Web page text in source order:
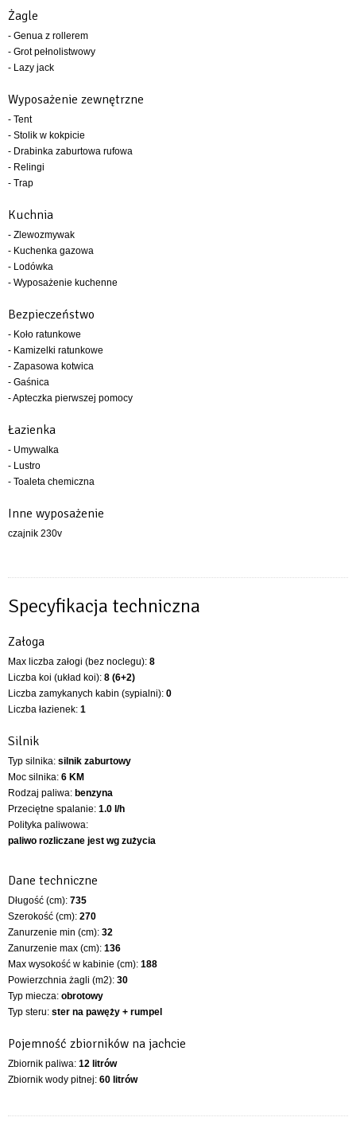
Żagle
- Genua z rollerem
- Grot pełnolistwowy
- Lazy jack
Wyposażenie zewnętrzne
- Tent
- Stolik w kokpicie
- Drabinka zaburtowa rufowa
- Relingi
- Trap
Kuchnia
- Zlewozmywak
- Kuchenka gazowa
- Lodówka
- Wyposażenie kuchenne
Bezpieczeństwo
- Koło ratunkowe
- Kamizelki ratunkowe
- Zapasowa kotwica
- Gaśnica
- Apteczka pierwszej pomocy
Łazienka
- Umywalka
- Lustro
- Toaleta chemiczna
Inne wyposażenie
czajnik 230v
Specyfikacja techniczna
Załoga
Max liczba załogi (bez noclegu): 8
Liczba koi (układ koi): 8 (6+2)
Liczba zamykanych kabin (sypialni): 0
Liczba łazienek: 1
Silnik
Typ silnika: silnik zaburtowy
Moc silnika: 6 KM
Rodzaj paliwa: benzyna
Przeciętne spalanie: 1.0 l/h
Polityka paliwowa:
paliwo rozliczane jest wg zużycia
Dane techniczne
Długość (cm): 735
Szerokość (cm): 270
Zanurzenie min (cm): 32
Zanurzenie max (cm): 136
Max wysokość w kabinie (cm): 188
Powierzchnia żagli (m2): 30
Typ miecza: obrotowy
Typ steru: ster na pawęży + rumpel
Pojemność zbiorników na jachcie
Zbiornik paliwa: 12 litrów
Zbiornik wody pitnej: 60 litrów